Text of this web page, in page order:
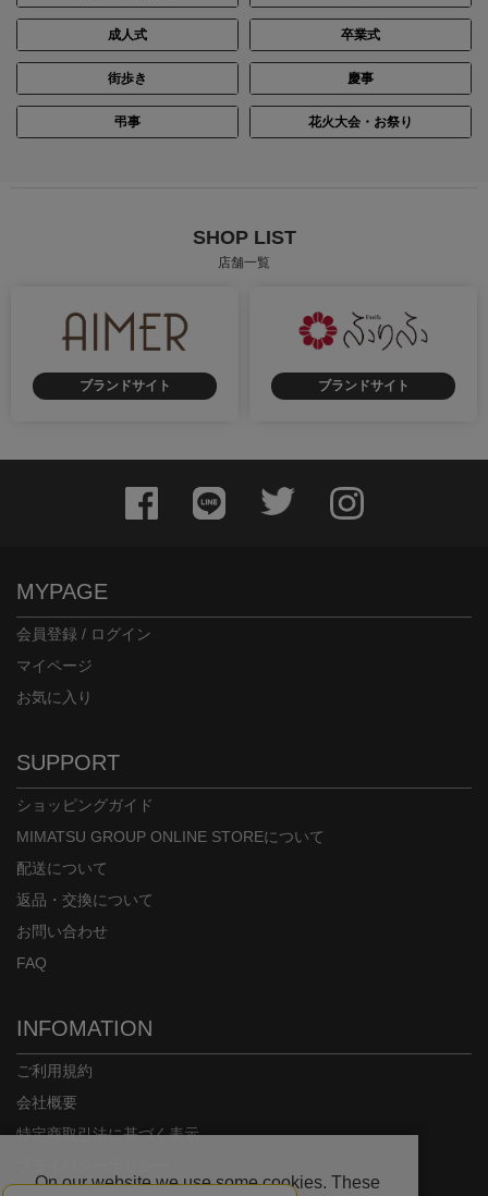
成人式 卒業式
街歩き 慶事
弔事 花火大会・お祭り
SHOP LIST
店舗一覧
ブランドサイト ブランドサイト
MYPAGE
会員登録 / ログイン
マイページ
お気に入り
SUPPORT
ショッピングガイド
MIMATSU GROUP ONLINE STOREについて
配送について
返品・交換について
お問い合わせ
FAQ
INFOMATION
ご利用規約
会社概要
特定商取引法に基づく表示
On our website we use some cookies. These